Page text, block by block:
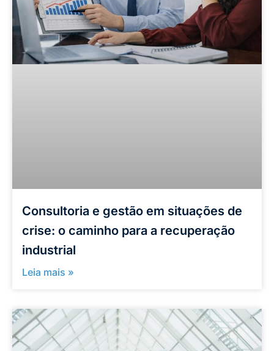
Consultoria e gestão em situações de
crise: o caminho para a recuperação
industrial
Leia mais »